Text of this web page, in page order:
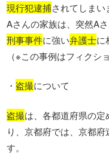
現行犯逮捕されてしまい
Aさんの家族は、突然A
刑事事件に強い弁護士に
（※この事例はフィクシ
・ 盗撮について
盗撮は、各都道府県の
り、京都府では、京都
す。